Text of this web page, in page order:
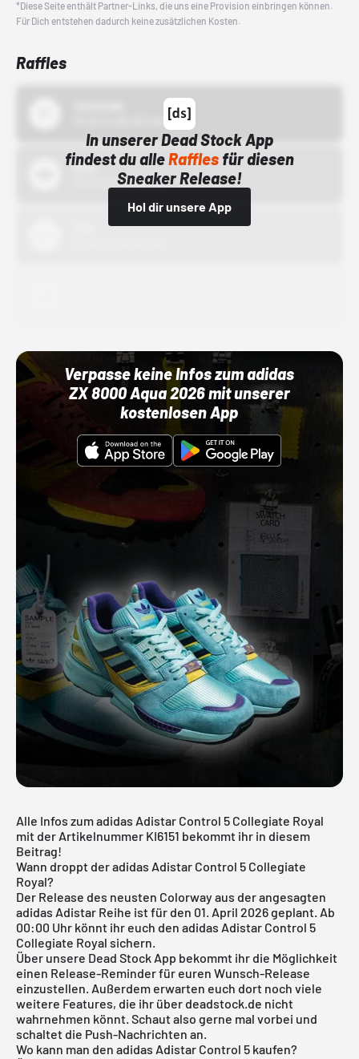
*Diese Seite enthält Partner-Links, die uns eine Provision einbringen können.
Für Dich entstehen dadurch keine zusätzlichen Kosten.
Raffles
In unserer Dead Stock App
findest du alleRafflesfür diesen
Sneaker Release!
Hol dir unsere App
Bstn
01.10.22 00:00 Uhr
Verpasse keine Infos zum adidas
ZX 8000 Aqua 2026 mit unserer
kostenlosen App
Alle Infos zum adidas Adistar Control 5 Collegiate Royal
mit der Artikelnummer KI6151 bekommt ihr in diesem
Beitrag!
Wann droppt der adidas Adistar Control 5 Collegiate
Royal?
Der Release des neusten Colorway aus der angesagten
adidas Adistar Reihe ist für den 01. April 2026 geplant. Ab
00:00 Uhr könnt ihr euch den adidas Adistar Control 5
Collegiate Royal sichern.
Über unsere Dead Stock App bekommt ihr die Möglichkeit
einen Release-Reminder für euren Wunsch-Release
einzustellen. Außerdem erwarten euch dort noch viele
weitere Features, die ihr über deadstock.de nicht
wahrnehmen könnt. Schaut also gerne mal vorbei und
schaltet die Push-Nachrichten an.
Wo kann man den adidas Adistar Control 5 kaufen?